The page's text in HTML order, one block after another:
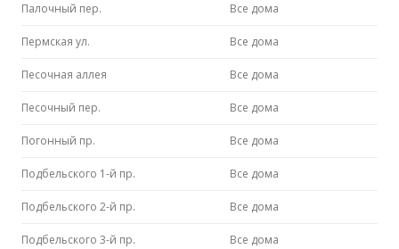
Палочный пер. Все дома
Пермская ул. Все дома
Песочная аллея Все дома
Песочный пер. Все дома
Погонный пр. Все дома
Подбельского 1-й пр. Все дома
Подбельского 2-й пр. Все дома
Подбельского 3-й пр. Все дома